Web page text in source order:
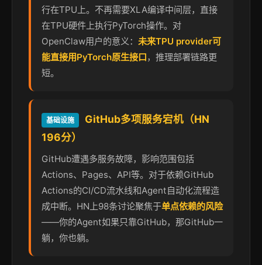
行在TPU上。不再需要XLA编译中间层，直接
在TPU硬件上执行PyTorch操作。对
OpenClaw用户的意义： 未来TPU provider可
能直接用PyTorch原生接口，推理部署链路更
短。
基础设施
GitHub多项服务宕机（HN
196分）
GitHub遭遇多服务故障，影响范围包括
Actions、Pages、API等。对于依赖GitHub
Actions的CI/CD流水线和Agent自动化流程造
成中断。HN上98条讨论聚焦于单点依赖的风险
——你的Agent如果只靠GitHub，那GitHub一
躺，你也躺。